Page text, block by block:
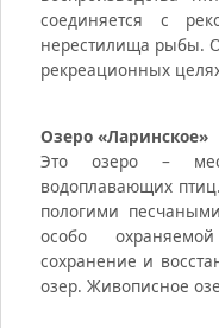
соединяется с
нерестилища рыбы.
рекреационных
Озеро «Ларинское»
Это озеро –
водоплавающих
пологими
особо
сохранение и
озер. Живописное